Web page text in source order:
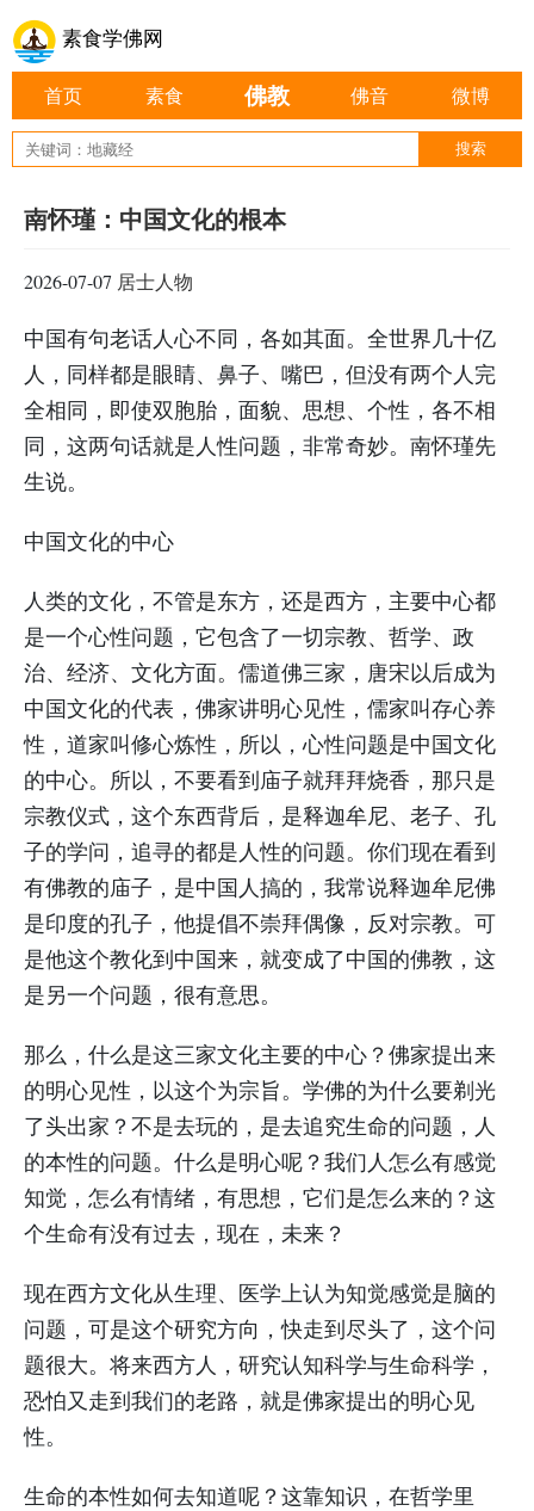
素食学佛网
首页 素食 佛教 佛音 微博
南怀瑾：中国文化的根本
2026-07-07 居士人物
中国有句老话人心不同，各如其面。全世界几十亿
人，同样都是眼睛、鼻子、嘴巴，但没有两个人完
全相同，即使双胞胎，面貌、思想、个性，各不相
同，这两句话就是人性问题，非常奇妙。南怀瑾先
生说。
中国文化的中心
人类的文化，不管是东方，还是西方，主要中心都
是一个心性问题，它包含了一切宗教、哲学、政
治、经济、文化方面。儒道佛三家，唐宋以后成为
中国文化的代表，佛家讲明心见性，儒家叫存心养
性，道家叫修心炼性，所以，心性问题是中国文化
的中心。所以，不要看到庙子就拜拜烧香，那只是
宗教仪式，这个东西背后，是释迦牟尼、老子、孔
子的学问，追寻的都是人性的问题。你们现在看到
有佛教的庙子，是中国人搞的，我常说释迦牟尼佛
是印度的孔子，他提倡不崇拜偶像，反对宗教。可
是他这个教化到中国来，就变成了中国的佛教，这
是另一个问题，很有意思。
那么，什么是这三家文化主要的中心？佛家提出来
的明心见性，以这个为宗旨。学佛的为什么要剃光
了头出家？不是去玩的，是去追究生命的问题，人
的本性的问题。什么是明心呢？我们人怎么有感觉
知觉，怎么有情绪，有思想，它们是怎么来的？这
个生命有没有过去，现在，未来？
现在西方文化从生理、医学上认为知觉感觉是脑的
问题，可是这个研究方向，快走到尽头了，这个问
题很大。将来西方人，研究认知科学与生命科学，
恐怕又走到我们的老路，就是佛家提出的明心见
性。
生命的本性如何去知道呢？这靠知识，在哲学里